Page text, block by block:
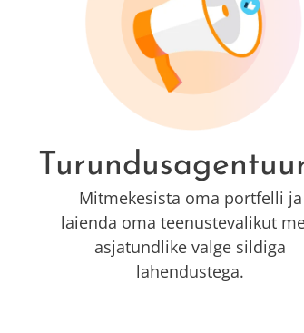
Mitmekesista oma portfelli ja
laienda oma teenustevalikut
asjatundlike valge sildiga
lahendustega.